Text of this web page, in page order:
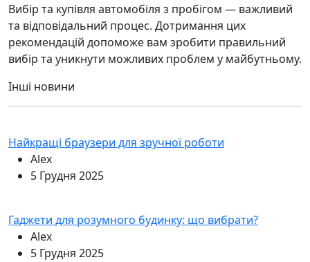
Вибір та купівля автомобіля з пробігом — важливий
та відповідальний процес. Дотримання цих
рекомендацій допоможе вам зробити правильний
вибір та уникнути можливих проблем у майбутньому.
Інші новини
Найкращі браузери для зручної роботи
Alex
5 Грудня 2025
Гаджети для розумного будинку: що вибрати?
Alex
5 Грудня 2025